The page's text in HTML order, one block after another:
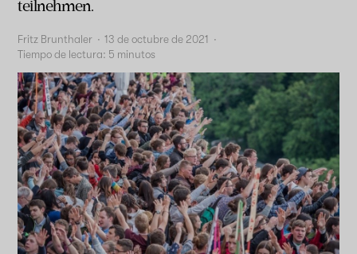
teilnehmen.
Fritz Brunthaler · 13 de octubre de 2021 ·
Tiempo de lectura: 5 minutos